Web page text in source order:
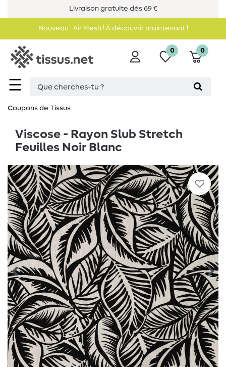
Livraison gratuite dès 69 €
Nouveau : Air Mesh ! À découvrir maintenant !
☰
0 0
Coupons de Tissus
Viscose - Rayon Slub Stretch
Feuilles Noir Blanc